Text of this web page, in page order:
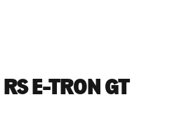
E-TRON GT